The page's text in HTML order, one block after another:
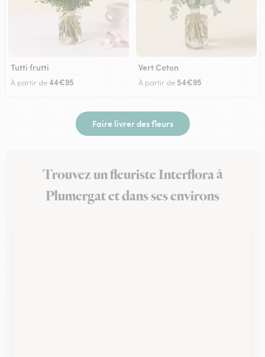
Tutti frutti
À partir de44€95
Vert Coton
À partir de 54€95
Faire livrer des fleurs
Trouvez un fleuriste Interflora à
Plumergat et dans ses environs